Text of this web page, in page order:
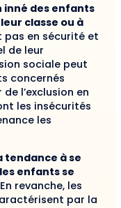
inné des enfants
classe ou à
pas en sécurité et
de leur
sociale peut
concernés
l’exclusion en
les insécurités
les
tendance à se
enfants se
En revanche, les
par la